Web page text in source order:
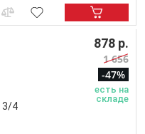
3/4
878 р.
1 656
-47%
есть на
складе